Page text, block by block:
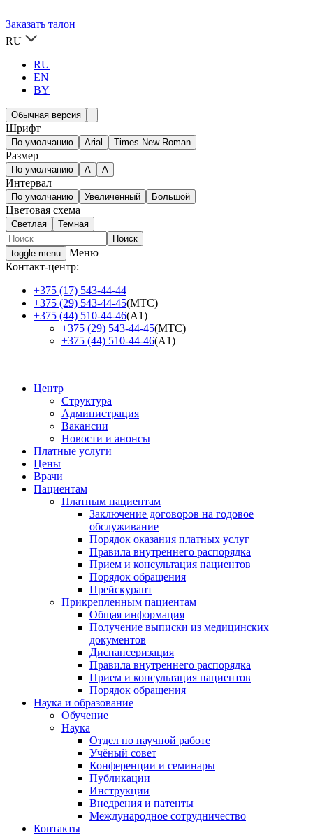
Заказать талон
RU
RU
EN
BY
Обычная версия
Шрифт
По умолчанию Arial Times New Roman
Размер
По умолчанию A A
Интервал
По умолчанию Увеличенный Большой
Цветовая схема
Светлая Темная
toggle menu
Меню
Контакт-центр:
+375 (17) 543-44-44
+375 (29) 543-44-45(МТС)
+375 (44) 510-44-46(А1)
+375 (29) 543-44-45(МТС)
+375 (44) 510-44-46(А1)
Центр
Структура
Администрация
Вакансии
Новости и анонсы
Платные услуги
Цены
Врачи
Пациентам
Платным пациентам
Заключение договоров на годовое
обслуживание
Порядок оказания платных услуг
Правила внутреннего распорядка
Прием и консультация пациентов
Порядок обращения
Прейскурант
Прикрепленным пациентам
Общая информация
Получение выписки из медицинских
документов
Диспансеризация
Правила внутреннего распорядка
Прием и консультация пациентов
Порядок обращения
Наука и образование
Обучение
Наука
Отдел по научной работе
Учёный совет
Конференции и семинары
Публикации
Инструкции
Внедрения и патенты
Международное сотрудничество
Контакты